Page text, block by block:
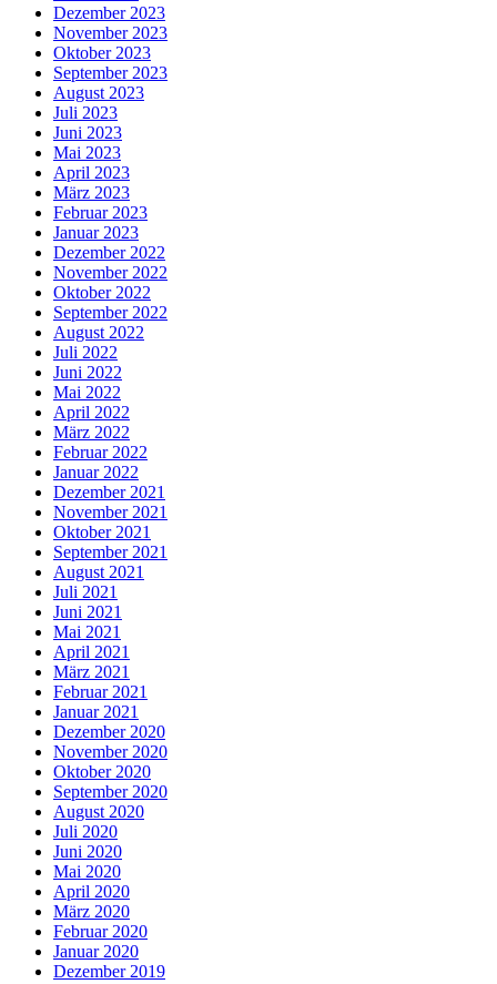
Dezember 2023
November 2023
Oktober 2023
September 2023
August 2023
Juli 2023
Juni 2023
Mai 2023
April 2023
März 2023
Februar 2023
Januar 2023
Dezember 2022
November 2022
Oktober 2022
September 2022
August 2022
Juli 2022
Juni 2022
Mai 2022
April 2022
März 2022
Februar 2022
Januar 2022
Dezember 2021
November 2021
Oktober 2021
September 2021
August 2021
Juli 2021
Juni 2021
Mai 2021
April 2021
März 2021
Februar 2021
Januar 2021
Dezember 2020
November 2020
Oktober 2020
September 2020
August 2020
Juli 2020
Juni 2020
Mai 2020
April 2020
März 2020
Februar 2020
Januar 2020
Dezember 2019